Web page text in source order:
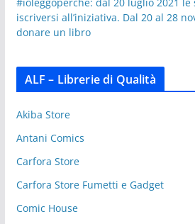
#ioleggoperché: dal 20 luglio 2021 le
iscriversi all’iniziativa. Dal 20 al 28
donare un libro
ALF – Librerie di Qualità
Akiba Store
Antani Comics
Carfora Store
Carfora Store Fumetti e Gadget
Comic House